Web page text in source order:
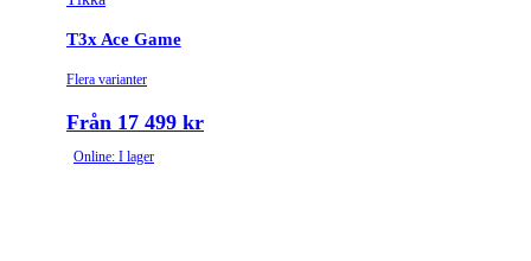
T3x Ace Game
Flera varianter
Från 17 499 kr
Online: I lager